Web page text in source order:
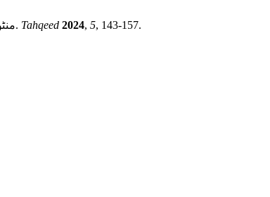
Kazmi, D. K. A. منٹو کےانشائی و فکاہی مضامین. Tahqeed 2024, 5, 143-157.